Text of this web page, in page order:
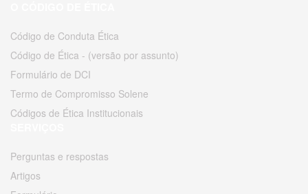
Código de Conduta Ética
Código de Ética - (versão por assunto)
Formulário de DCI
Termo de Compromisso Solene
Códigos de Ética Institucionais
Perguntas e respostas
Artigos